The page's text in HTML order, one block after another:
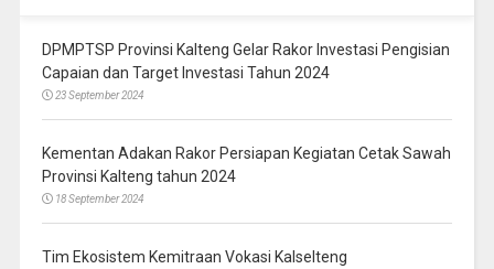
DPMPTSP Provinsi Kalteng Gelar Rakor Investasi Pengisian
Capaian dan Target Investasi Tahun 2024
23 September 2024
Kementan Adakan Rakor Persiapan Kegiatan Cetak Sawah
Provinsi Kalteng tahun 2024
18 September 2024
Tim Ekosistem Kemitraan Vokasi Kalselteng